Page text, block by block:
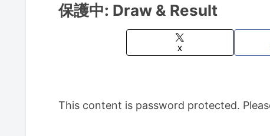
保護中: Draw & Result
X
This content is password protected.